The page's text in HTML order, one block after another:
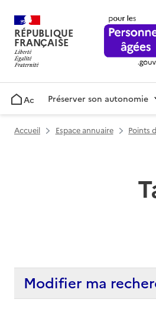
RÉPUBLIQUE
FRANÇAISE
AccueilPréserver son autonomie
Accueil Espace annuaire Points
Modifier ma